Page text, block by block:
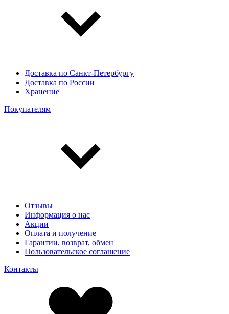
Доставка по Санкт-Петербургу
Доставка по России
Хранение
Покупателям
Отзывы
Информация о нас
Акции
Оплата и получение
Гарантии, возврат, обмен
Пользовательское соглашение
Контакты